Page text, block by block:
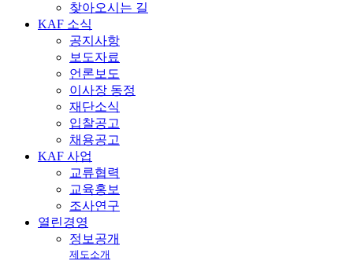
찾아오시는 길
KAF 소식
공지사항
보도자료
언론보도
이사장 동정
재단소식
입찰공고
채용공고
KAF 사업
교류협력
교육홍보
조사연구
열린경영
정보공개
제도소개